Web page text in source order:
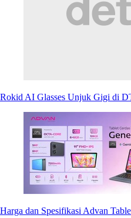
Rokid AI Glasses Unjuk Gigi di
Harga dan Spesifikasi Advan